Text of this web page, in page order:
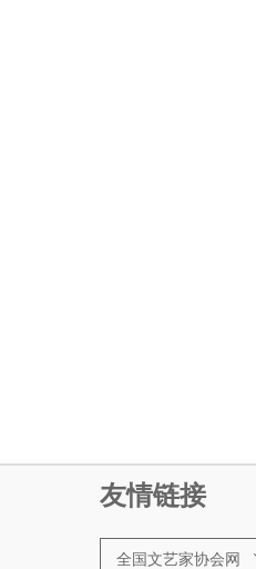
友情链接
全国文艺家协会网